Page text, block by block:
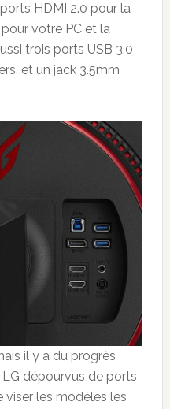
HDMI 2.0 pour la
votre PC et la
trois ports USB 3.0
et un jack 3.5mm
il y a du progrès
dépourvus de ports
viser les modèles les